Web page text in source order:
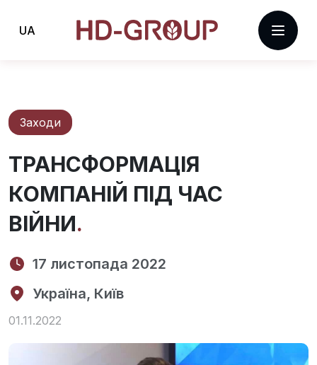
UA
Заходи
ТРАНСФОРМАЦІЯ
КОМПАНІЙ ПІД ЧАС
ВІЙНИ
17 листопада 2022
Україна, Київ
01.11.2022